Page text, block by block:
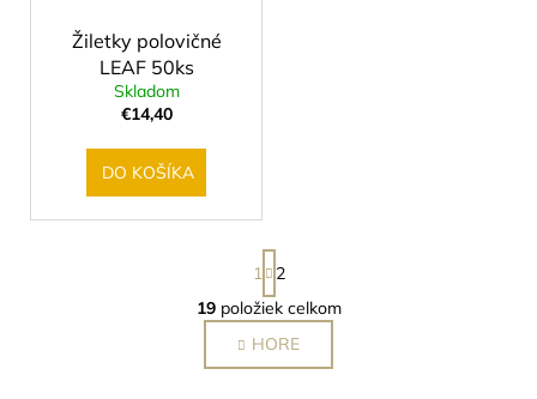
Žiletky polovičné
LEAF 50ks
Skladom
€14,40
DO KOŠÍKA
O
v
l
S
t
r
á
n
k
1
2
19položiek celkom
HORE